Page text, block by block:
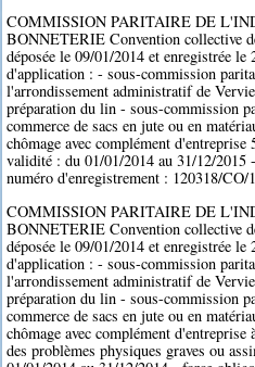
COMMISSION PARITAIRE DE
BONNETERIE Convention collective
déposée le 09/01/2014 et enregistrée
d'application : - sous-commission
l'arrondissement administratif de
préparation du lin - sous-commission
commerce de sacs en jute ou en
chômage avec complément
validité : du 01/01/2014 au 31/12/2015
numéro d'enregistrement : 120318/CO/
COMMISSION PARITAIRE DE
BONNETERIE Convention collective
déposée le 09/01/2014 et enregistrée
d'application : - sous-commission
l'arrondissement administratif de
préparation du lin - sous-commission
commerce de sacs en jute ou en
chômage avec complément
des problèmes physiques graves ou